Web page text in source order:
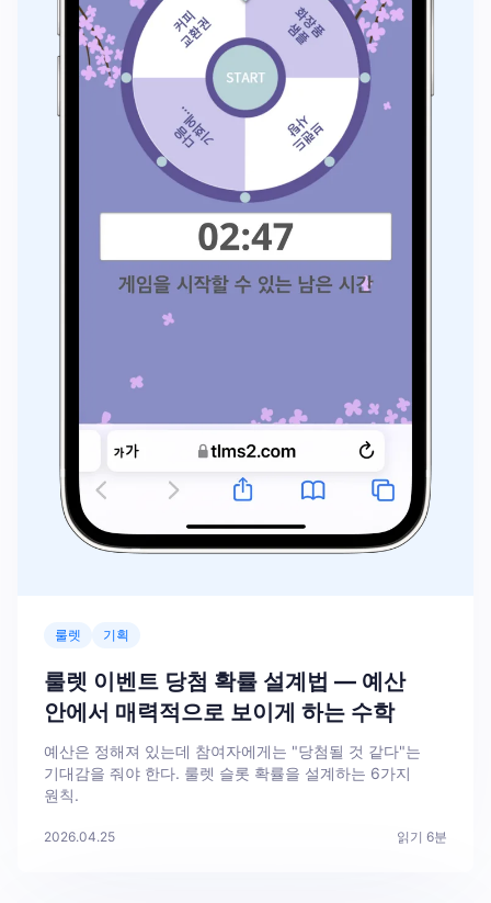
룰렛 기획
룰렛 이벤트 당첨 확률 설계법 — 예산
안에서 매력적으로 보이게 하는 수학
예산은 정해져 있는데 참여자에게는 "당첨될 것 같다"는
기대감을 줘야 한다. 룰렛 슬롯 확률을 설계하는 6가지
원칙.
2026.04.25 읽기 6분